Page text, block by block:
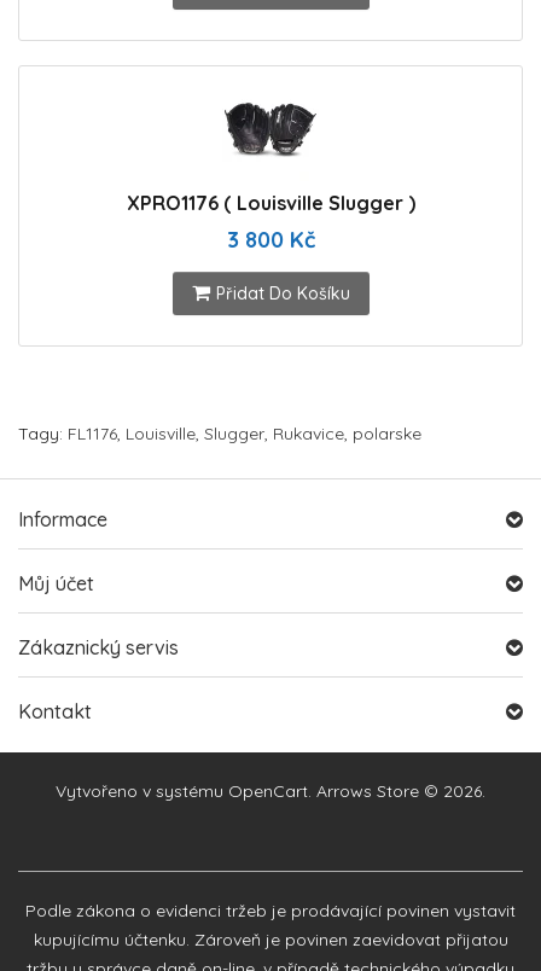
XPRO1176 ( Louisville Slugger )
3 800 Kč
Přidat Do Košíku
Tagy: FL1176, Louisville, Slugger, Rukavice, polarske
Informace
Můj účet
Zákaznický servis
Kontakt
Vytvořeno v systému OpenCart. Arrows Store © 2026.
Podle zákona o evidenci tržeb je prodávající povinen vystavit
kupujícímu účtenku. Zároveň je povinen zaevidovat přijatou